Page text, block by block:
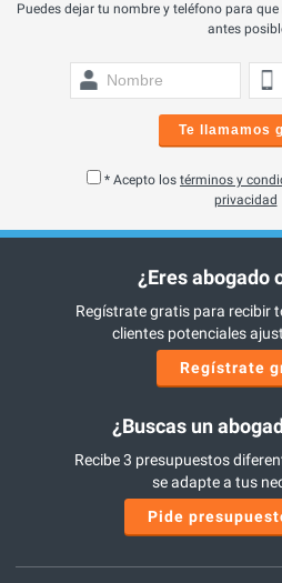
Puedes dejar tu nombre y teléfono para
antes
Te llamamos
* Acepto los términos y
privacidad
¿Eres abogado
Regístrate gratis para recibir
clientes potenciales
Regístrate
¿Buscas un
Recibe 3 presupuestos
se adapte a tus
Pide